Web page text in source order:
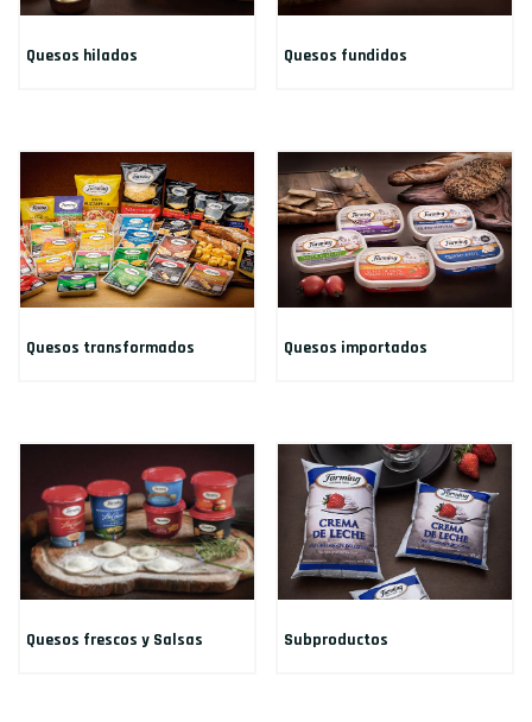
Quesos hilados Quesos fundidos
Quesos transformados Quesos importados
Quesos frescos y Salsas Subproductos